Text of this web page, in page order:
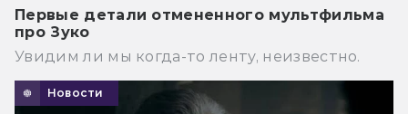
Первые детали отмененного мультфильма
про Зуко
Увидим ли мы когда-то ленту, неизвестно.
Новости